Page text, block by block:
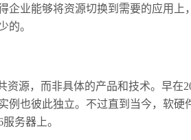
企业能够将资源切换到需要的应用
的。
资源，而非具体的产品和技术。早在
例也彼此独立。不过直到当今，软
务器上。